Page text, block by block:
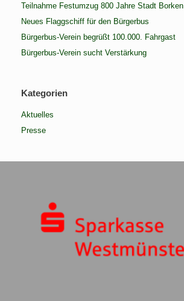
Teilnahme Festumzug 800 Jahre Stadt Borken
Neues Flaggschiff für den Bürgerbus
Bürgerbus-Verein begrüßt 100.000. Fahrgast
Bürgerbus-Verein sucht Verstärkung
Kategorien
Aktuelles
Presse